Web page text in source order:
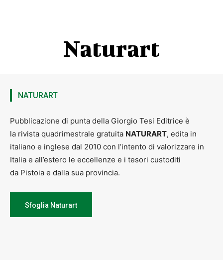
Naturart
NATURART
Pubblicazione di punta della Giorgio Tesi Editrice è
la rivista quadrimestrale gratuita NATURART, edita in
italiano e inglese dal 2010 con l’intento di valorizzare in
Italia e all’estero le eccellenze e i tesori custoditi
da Pistoia e dalla sua provincia.
Sfoglia Naturart